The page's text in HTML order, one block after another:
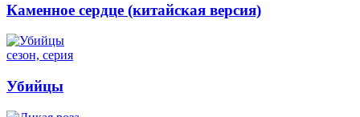
Каменное сердце (китайская версия)
сезон, серия
Убийцы